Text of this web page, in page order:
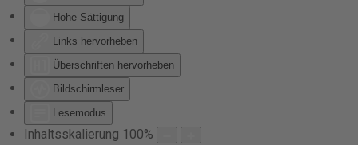
Hohe Sättigung
Links hervorheben
Überschriften hervorheben
Bildschirmleser
Lesemodus
Inhaltsskalierung 100%